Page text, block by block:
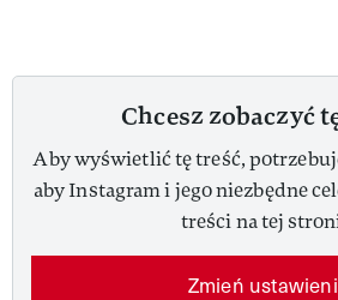
Chcesz zobaczyć
Aby wyświetlić tę treść,
aby Instagram i jego niezbędne
treści na tej
Zmień